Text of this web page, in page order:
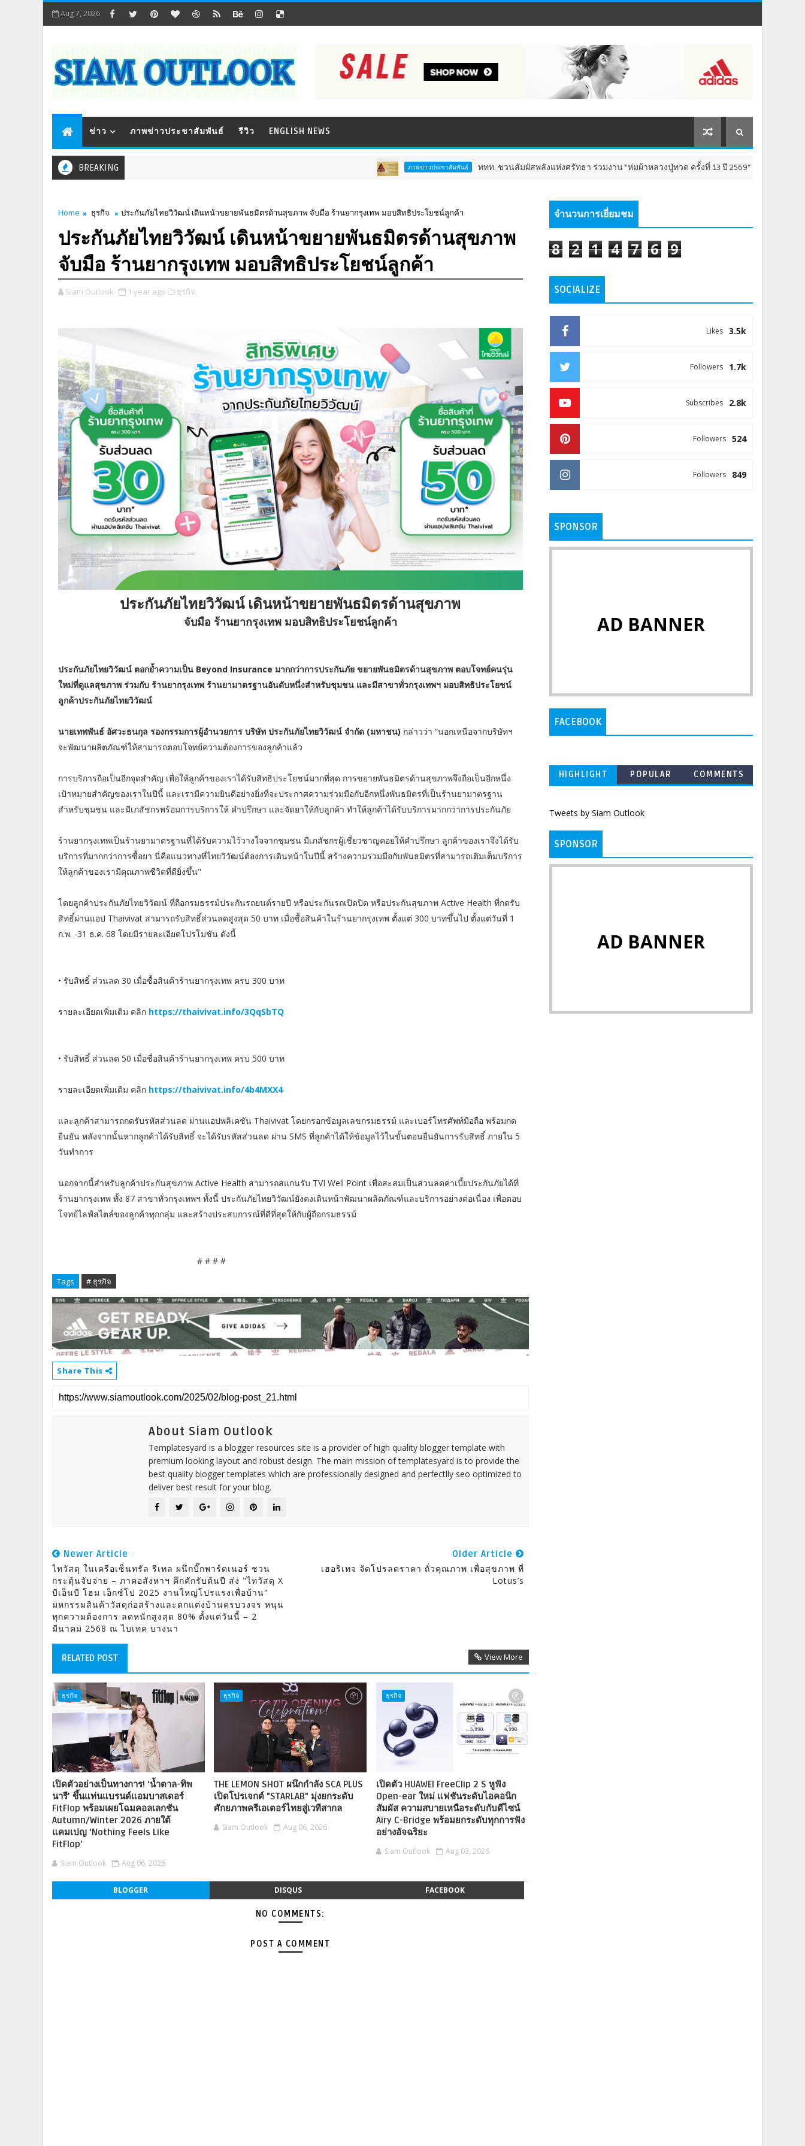
Aug 7, 2026
ข่าว ภาพข่าวประชาสัมพันธ์ รีวิว ENGLISH NEWS
BREAKING ภาพข่าวประชาสัมพันธ์ ททท. ชวนสัมผัสพลังแห่งศรัทธา ร่วมงาน "ห่มผ้าหลวงปู่ทวด ครั้งที่ 13 ปี 2569" เสริมสิริมงคล เติมพ
Home ธุรกิจ ประกันภัยไทยวิวัฒน์ เดินหน้าขยายพันธมิตรด้านสุขภาพ จับมือ ร้านยากรุงเทพ มอบสิทธิประโยชน์ลูกค้า
ประกันภัยไทยวิวัฒน์ เดินหน้าขยายพันธมิตรด้านสุขภาพ
จับมือ ร้านยากรุงเทพ มอบสิทธิประโยชน์ลูกค้า
Siam Outlook 1 year ago ธุรกิจ,
ประกันภัยไทยวิวัฒน์ เดินหน้าขยายพันธมิตรด้านสุขภาพ
จับมือ ร้านยากรุงเทพ มอบสิทธิประโยชน์ลูกค้า
ประกันภัยไทยวิวัฒน์ ตอกย้ำความเป็น Beyond Insurance มากกว่าการประกันภัย ขยายพันธมิตรด้านสุขภาพ ตอบโจทย์คนรุ่น
ใหม่ที่ดูแลสุขภาพ ร่วมกับ ร้านยากรุงเทพ ร้านยามาตรฐานอันดับหนึ่งสำหรับชุมชน และมีสาขาทั่วกรุงเทพฯ มอบสิทธิประโยชน์
ลูกค้าประกันภัยไทยวิวัฒน์
นายเทพพันธ์ อัศวะธนกุล รองกรรมการผู้อำนวยการ บริษัท ประกันภัยไทยวิวัฒน์ จำกัด (มหาชน) กล่าวว่า “นอกเหนือจากบริษัทฯ
จะพัฒนาผลิตภัณฑ์ให้สามารถตอบโจทย์ความต้องการของลูกค้าแล้ว
การบริการถือเป็นอีกจุดสำคัญ เพื่อให้ลูกค้าของเราได้รับสิทธิประโยชน์มากที่สุด การขยายพันธมิตรด้านสุขภาพจึงถือเป็นอีกหนึ่ง
เป้าหมายสำคัญของเราในปีนี้ และเรามีความยินดีอย่างยิ่งที่จะประกาศความร่วมมือกับอีกหนึ่งพันธมิตรที่เป็นร้านยามาตรฐาน
สำหรับชุมชน และมีเภสัชกรพร้อมการบริการให้ คำปรึกษา และจัดยาให้กับลูกค้า ทำให้ลูกค้าได้รับบริการมากกว่าการประกันภัย
ร้านยากรุงเทพเป็นร้านยามาตรฐานที่ได้รับความไว้วางใจจากชุมชน มีเภสัชกรผู้เชี่ยวชาญคอยให้คำปรึกษา ลูกค้าของเราจึงได้รับ
บริการที่มากกว่าการซื้อยา นี่คือแนวทางที่ไทยวิวัฒน์ต้องการเดินหน้าในปีนี้ สร้างความร่วมมือกับพันธมิตรที่สามารถเติมเต็มบริการ
ให้ลูกค้าของเรามีคุณภาพชีวิตที่ดียิ่งขึ้น"
โดยลูกค้าประกันภัยไทยวิวัฒน์ ที่ถือกรมธรรม์ประกันรถยนต์รายปี หรือประกันรถเปิดปิด หรือประกันสุขภาพ Active Health ที่กดรับ
สิทธิ์ผ่านแอป Thaivivat สามารถรับสิทธิ์ส่วนลดสูงสุด 50 บาท เมื่อซื้อสินค้าในร้านยากรุงเทพ ตั้งแต่ 300 บาทขึ้นไป ตั้งแต่วันที่ 1
ก.พ. -31 ธ.ค. 68 โดยมีรายละเอียดโปรโมชัน ดังนี้
• รับสิทธิ์ ส่วนลด 30 เมื่อซื้อสินค้าร้านยากรุงเทพ ครบ 300 บาท
รายละเอียดเพิ่มเติม คลิก https://thaivivat.info/3QqSbTQ
• รับสิทธิ์ ส่วนลด 50 เมื่อชื่อสินค้าร้านยากรุงเทพ ครบ 500 บาท
รายละเอียดเพิ่มเติม คลิก https://thaivivat.info/4b4MXX4
และลูกค้าสามารถกดรับรหัสส่วนลด ผ่านแอปพลิเคชัน Thaivivat โดยกรอกข้อมูลเลขกรมธรรม์ และเบอร์โทรศัพท์มือถือ พร้อมกด
ยืนยัน หลังจากนั้นหากลูกค้าได้รับสิทธิ์ จะได้รับรหัสส่วนลด ผ่าน SMS ที่ลูกค้าได้ให้ข้อมูลไว้ในขั้นตอนยืนยันการรับสิทธิ์ ภายใน 5
วันทำการ
นอกจากนี้สำหรับลูกค้าประกันสุขภาพ Active Health สามารถสแกนรับ TVI Well Point เพื่อสะสมเป็นส่วนลดค่าเบี้ยประกันภัยได้ที่
ร้านยากรุงเทพ ทั้ง 87 สาขาทั่วกรุงเทพฯ ทั้งนี้ ประกันภัยไทยวิวัฒน์ยังคงเดินหน้าพัฒนาผลิตภัณฑ์และบริการอย่างต่อเนื่อง เพื่อตอบ
โจทย์ไลฟ์สไตล์ของลูกค้าทุกกลุ่ม และสร้างประสบการณ์ที่ดีที่สุดให้กับผู้ถือกรมธรรม์
# # # #
Tags # ธุรกิจ
Share This
About Siam Outlook
Templatesyard is a blogger resources site is a provider of high quality blogger template with
premium looking layout and robust design. The main mission of templatesyard is to provide the
best quality blogger templates which are professionally designed and perfectlly seo optimized to
deliver best result for your blog.
Newer Article
ไทวัสดุ ในเครือเซ็นทรัล รีเทล ผนึกบิ๊กพาร์ตเนอร์ ชวน
กระตุ้นจับจ่าย – ภาคอสังหาฯ คึกคักรับต้นปี ส่ง "ไทวัสดุ X
บีเอ็นบี โฮม เอ็กซ์โป 2025 งานใหญ่โปรแรงเพื่อบ้าน"
มหกรรมสินค้าวัสดุก่อสร้างและตกแต่งบ้านครบวงจร หนุน
ทุกความต้องการ ลดหนักสูงสุด 80% ตั้งแต่วันนี้ – 2
มีนาคม 2568 ณ ไบเทค บางนา
Older Article
เฮอริเทจ จัดโปรลดราคา ถั่วคุณภาพ เพื่อสุขภาพ ที่
Lotus’s
RELATED POST View More
ธุรกิจ
เปิดตัวอย่างเป็นทางการ! ‘น้ำตาล-ทิพ
นารี’ ขึ้นแท่นแบรนด์แอมบาสเดอร์
FitFlop พร้อมเผยโฉมคอลเลกชัน
Autumn/Winter 2026 ภายใต้
แคมเปญ ‘Nothing Feels Like
FitFlop’
Siam Outlook Aug 06, 2026
ธุรกิจ
THE LEMON SHOT ผนึกกำลัง SCA PLUS
เปิดโปรเจกต์ "STARLAB" มุ่งยกระดับ
ศักยภาพครีเอเตอร์ไทยสู่เวทีสากล
Siam Outlook Aug 06, 2026
ธุรกิจ
เปิดตัว HUAWEI FreeClip 2 S หูฟัง
Open-ear ใหม่ แฟชันระดับไอคอนิก
สัมผัส ความสบายเหนือระดับกับดีไซน์
Airy C-Bridge พร้อมยกระดับทุกการฟัง
อย่างอัจฉริยะ
Siam Outlook Aug 03, 2026
BLOGGER DISQUS FACEBOOK
NO COMMENTS:
POST A COMMENT
จำนวนการเยี่ยมชม
8 2 1 4 7 6 9
SOCIALIZE
3.5k
Likes
1.7k
Followers
2.8k
Subscribes
524
Followers
849
Followers
SPONSOR
AD BANNER
FACEBOOK
HIGHLIGHT POPULAR COMMENTS
Tweets by Siam Outlook
SPONSOR
AD BANNER